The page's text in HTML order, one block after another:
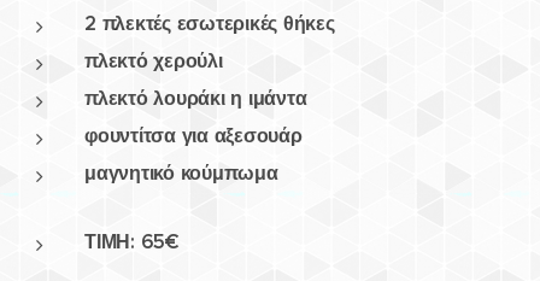
2 πλεκτές εσωτερικές θήκες
πλεκτό χερούλι
πλεκτό λουράκι η ιμάντα
φουντίτσα για αξεσουάρ
μαγνητικό κούμπωμα
ΤΙΜΗ: 65€